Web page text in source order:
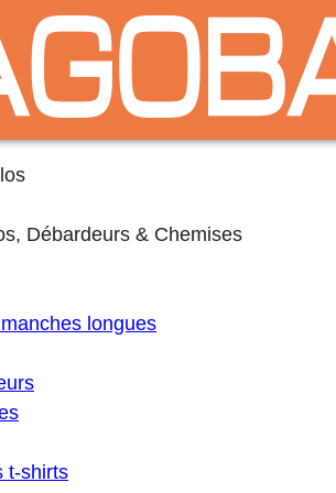
Débardeurs & Chemises
longues
t-shirts